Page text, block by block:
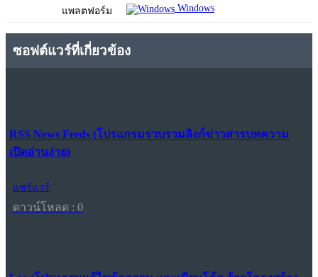
แพลตฟอร์ม Windows
ซอฟต์แวร์ที่เกี่ยวข้อง
RSS News Feeds (โปรแกรมรวบรวมลิงก์ข่าวสารบทความ
เปิดอ่านง่าย)
แชร์แวร์
ดาวน์โหลด : 0